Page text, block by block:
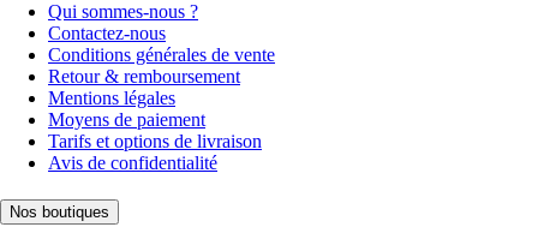
Qui sommes-nous ?
Contactez-nous
Conditions générales de vente
Retour & remboursement
Mentions légales
Moyens de paiement
Tarifs et options de livraison
Avis de confidentialité
Nos boutiques